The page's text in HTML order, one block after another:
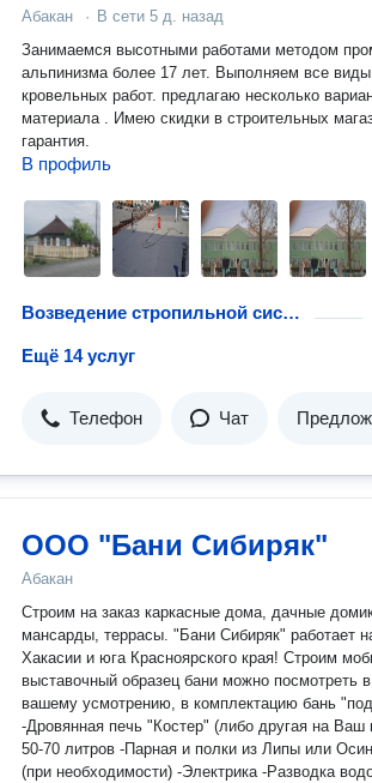
Абакан · В сети 5 д. назад
Занимаемся высотными работами методом
альпинизма более 17 лет. Выполняем все
кровельных работ. предлагаю несколько
материала . Имею скидки в строительных
гарантия.
В профиль
Возведение стропильной системы
Ещё 14 услуг
Телефон Чат
ООО "Бани Сибиряк"
Абакан
Строим на заказ каркасные дома, дачные
мансарды, террасы. "Бани Сибиряк" работает на территории
Хакасии и юга Красноярского края! Строим
выставочный образец бани можно посмотреть
вашему усмотрению, в комплектацию бань
-Дровянная печь "Костер" (либо другая на Ваш
50-70 литров -Парная и полки из Липы или
(при необходимости) -Электрика -Разводка водоснабжения -Фасад-